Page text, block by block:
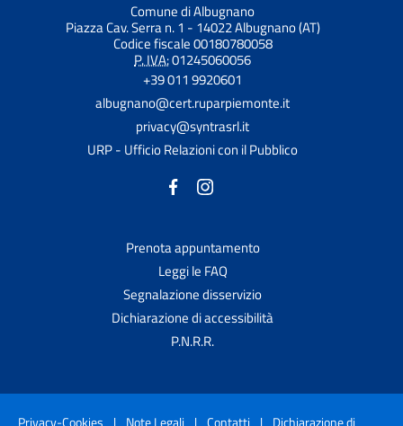
Comune di Albugnano
Piazza Cav. Serra n. 1 - 14022 Albugnano (AT)
Codice fiscale 00180780058
P. IVA:01245060056
+39 011 9920601
albugnano@cert.ruparpiemonte.it
privacy@syntrasrl.it
URP - Ufficio Relazioni con il Pubblico
Prenota appuntamento
Leggi le FAQ
Segnalazione disservizio
Dichiarazione di accessibilità
P.N.R.R.